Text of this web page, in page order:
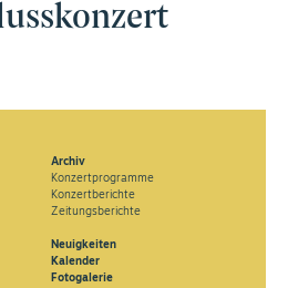
Archiv
Konzertprogramme
Konzertberichte
Zeitungsberichte
Neuigkeiten
Kalender
Fotogalerie